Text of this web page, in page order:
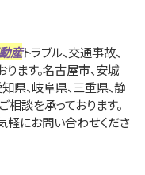
産トラブル、交通事故、
ます。名古屋市、安城
県、岐阜県、三重県、静
談を承っております。
にお問い合わせくださ